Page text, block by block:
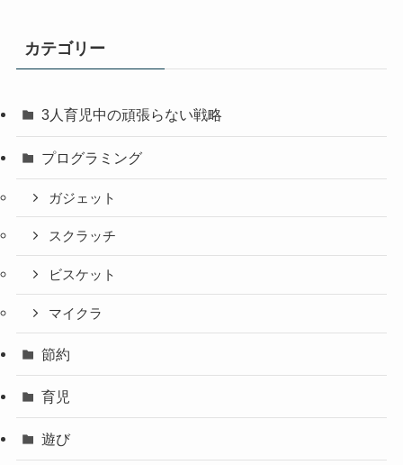
カテゴリー
3人育児中の頑張らない戦略
プログラミング
ガジェット
スクラッチ
ビスケット
マイクラ
節約
育児
遊び